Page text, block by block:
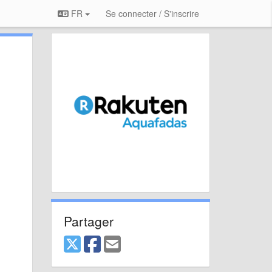
FR Se connecter / S'inscrire
Partager